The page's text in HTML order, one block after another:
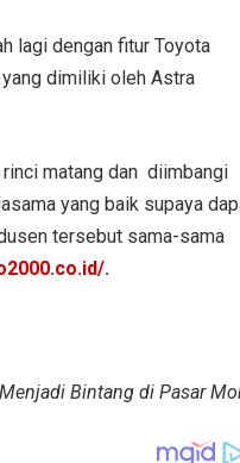
lagi dengan fitur Toyota
dimiliki oleh Astra
matang dan diimbangi
yang baik supaya
tersebut sama-sama
.
Bintang di Pasar